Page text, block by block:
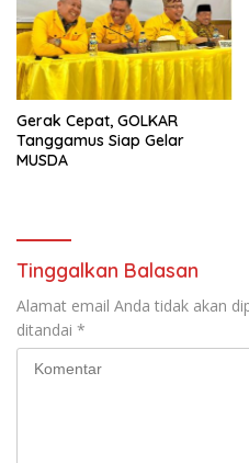
Gerak Cepat, GOLKAR
Tanggamus Siap Gelar
MUSDA
Tinggalkan Balasan
Alamat email Anda tidak akan
ditandai *